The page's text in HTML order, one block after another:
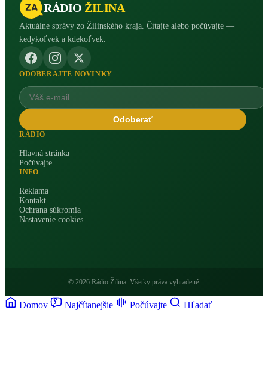
RÁDIO ŽILINA
Aktuálne správy zo Žilinského kraja. Čítajte alebo počúvajte —
kedykoľvek a kdekoľvek.
ODOBERAJTE NOVINKY
Odoberať
RÁDIO
Hlavná stránka
Počúvajte
INFO
Reklama
Kontakt
Ochrana súkromia
Nastavenie cookies
© 2026 Rádio Žilina. Všetky práva vyhradené.
Domov Najčítanejšie Počúvajte Hľadať